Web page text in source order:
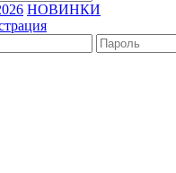
НОВИНКИ